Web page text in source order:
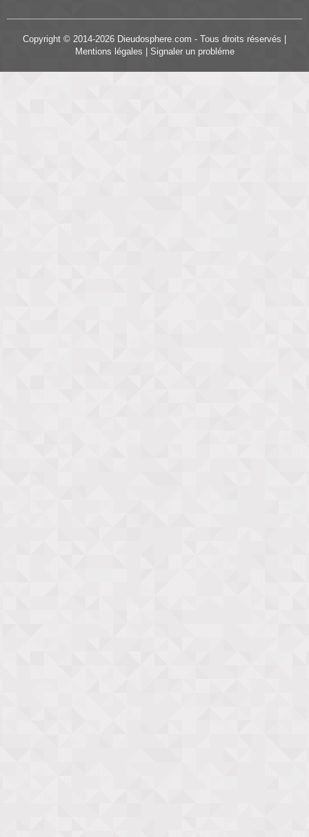
Copyright © 2014-2026 Dieudosphere.com - Tous droits réservés |
Mentions légales
Signaler un probléme